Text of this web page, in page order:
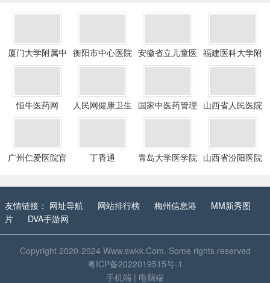
厦门大学附属中
山医院
衡阳市中心医院 安徽省立儿童医
院
福建医科大学附
属第一医院
恒牛医药网
人民网健康卫生
频道
国家中医药管理
局
山西省人民医院
广州仁爱医院官
丁香通
青岛大学医学院 山西省汾阳医院
友情链接： 网址导航 网站排行榜 梅州信息港
MM新秀图
片
DVA手游网
Copyright 2020-2024 Www.swkk.Com. Some rights reserved
粤ICP备2022019515号-1
手机端 | 电脑端